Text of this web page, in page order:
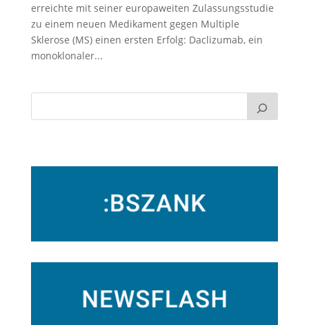
erreichte mit seiner europaweiten Zulassungsstudie
zu einem neuen Medikament gegen Multiple
Sklerose (MS) einen ersten Erfolg: Daclizumab, ein
monoklonaler...